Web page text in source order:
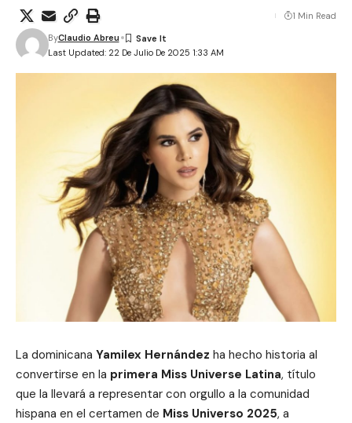
Last Updated: 22 De Julio De 2025 1:33 AM
ByClaudio Abreu
1 Min Read
La dominicana Yamilex Hernández ha hecho historia al
convertirse en la primera Miss Universe Latina, título
que la llevará a representar con orgullo a la comunidad
hispana en el certamen de Miss Universo 2025, a